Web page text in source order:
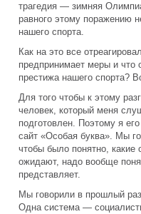
трагедия — зимняя
равного этому поражению
нашего спорта.
Как на это все
предпринимает меры и что
престижа нашего спорта?
Для того чтобы к этому
человек, который меня
подготовлен. Поэтому я
сайт «Особая буква». Мы
чтобы было понятно, какие
ожидают, надо вообще
представляет.
Мы говорили в прошлый
Одна система —